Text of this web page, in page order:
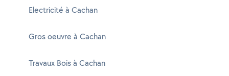
Electricité à Cachan
Gros oeuvre à Cachan
Travaux Bois à Cachan